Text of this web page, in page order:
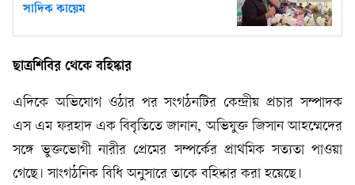
সাদিক কায়েম
ছাত্রশিবির থেকে বহিষ্কার
এদিকে অভিযোগ ওঠার পর সংগঠনটির কেন্দ্রীয় প্রচার সম্পাদক
এস এম ফরহাদ এক বিবৃতিতে জানান, অভিযুক্ত জিসান আহম্মেদের
সঙ্গে ভুক্তভোগী নারীর প্রেমের সম্পর্কের প্রাথমিক সত্যতা পাওয়া
গেছে। সাংগঠনিক বিধি অনুসারে তাকে বহিষ্কার করা হয়েছে।